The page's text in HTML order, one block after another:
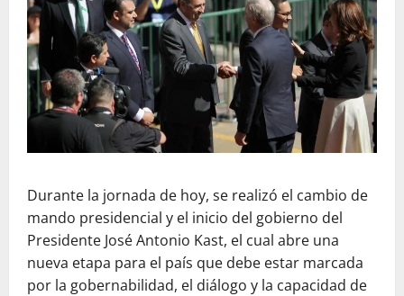
Durante la jornada de hoy, se realizó el cambio de
mando presidencial y el inicio del gobierno del
Presidente José Antonio Kast, el cual abre una
nueva etapa para el país que debe estar marcada
por la gobernabilidad, el diálogo y la capacidad de